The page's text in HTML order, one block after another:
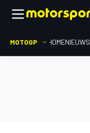
MOTOGP HOMENIEUWS